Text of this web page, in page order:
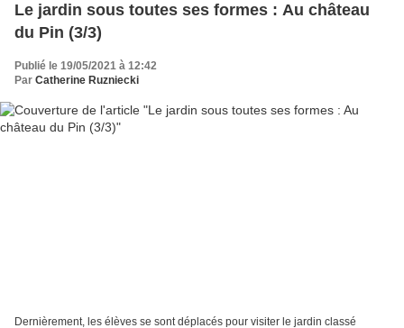
Le jardin sous toutes ses formes : Au château
du Pin (3/3)
Publié le 19/05/2021 à 12:42
Par Catherine Ruzniecki
Dernièrement, les élèves se sont déplacés pour visiter le jardin classé